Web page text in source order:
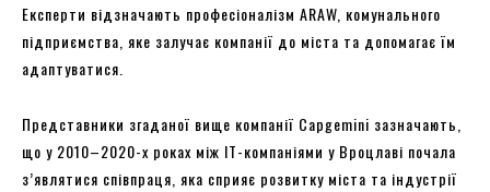
Експерти відзначають професіоналізм ARAW, комунального
підприємства, яке залучає компанії до міста та допомагає їм
адаптуватися.
Представники згаданої вище компанії Capgemini зазначають,
що у 2010–2020-х роках між ІТ-компаніями у Вроцлаві почала
з’являтися співпраця, яка сприяє розвитку міста та індустрії